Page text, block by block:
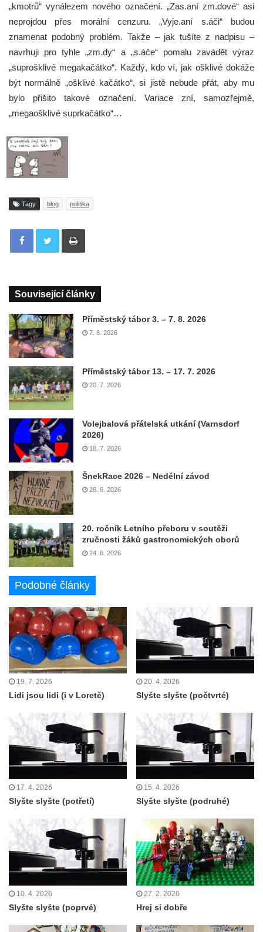
„kmotrů“ vynálezem nového označení. „Zas.aní zm.dové“ asi
neprojdou přes morální cenzuru. „Vyje.aní s.áči“ budou
znamenat podobný problém. Takže – jak tušíte z nadpisu –
navrhuji pro tyhle „zm.dy“ a „s.áče“ pomalu zavádět výraz
„suprošklivé megakačátko“. Každý, kdo ví, jak ošklivé dokáže
být normálně „ošklivé kačátko“, si jistě nebude přát, aby mu
bylo přišito takové označení. Variace zní, samozřejmě,
„megaošklivé suprkačátko“…
Tagy blog politika
Tisknout
Související články
Příměstský tábor 3. – 7. 8. 2026
7. 8. 2026
Příměstský tábor 13. – 17. 7. 2026
20. 7. 2026
Volejbalová přátelská utkání (Varnsdorf
2026)
18. 7. 2026
ŠnekRace 2026 – Nedělní závod
28. 6. 2026
20. ročník Letního přeboru v soutěži
zručnosti žáků gastronomických oborů
24. 6. 2026
Podobné články
19. 7. 2026
Lidi jsou lidi (i v Loretě)
20. 4. 2026
Slyšte slyšte (počtvrté)
17. 4. 2026
Slyšte slyšte (potřetí)
15. 4. 2026
Slyšte slyšte (podruhé)
10. 4. 2026
Slyšte slyšte (poprvé)
27. 2. 2026
Hrej si dobře